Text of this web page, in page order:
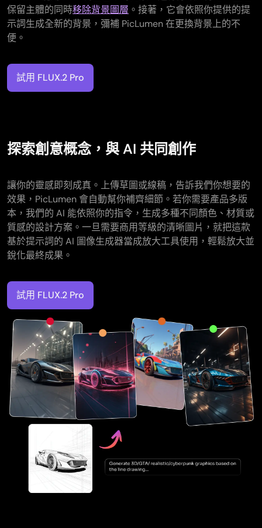
保留主體的同時移除背景圖層 。接著，它會依照你提供的提
示詞生成全新的背景，彌補 PicLumen 在更換背景上的不
便。
試用 FLUX.2 Pro
探索創意概念，與 AI 共同創作
讓你的靈感即刻成真。上傳草圖或線稿，告訴我們你想要的
效果，PicLumen 會自動幫你補齊細節。若你需要產品多版
本，我們的 AI 能依照你的指令，生成多種不同顏色、材質或
質感的設計方案。一旦需要商用等級的清晰圖片，就把這款
基於提示詞的 AI 圖像生成器當成放大工具使用，輕鬆放大並
銳化最終成果。
試用 FLUX.2 Pro